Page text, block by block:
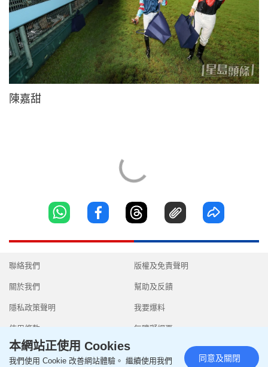
陳嘉甜
聯絡我們
關於我們
隱私政策聲明
使用條款
版權及免責聲明
幫助及反饋
我要爆料
無障礙網頁
本網站正使用 Cookies
我們使用 Cookie 改善網站體驗。 繼續使用我們 同意及關閉